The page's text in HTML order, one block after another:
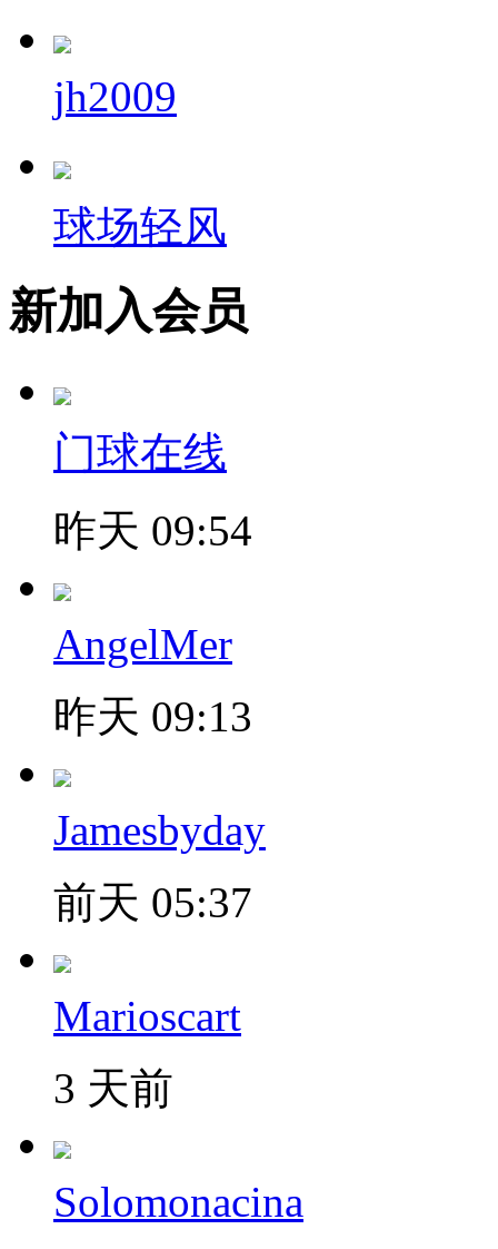
jh2009
球场轻风
新加入会员
门球在线
昨天 09:54
AngelMer
昨天 09:13
Jamesbyday
前天 05:37
Marioscart
3 天前
Solomonacina